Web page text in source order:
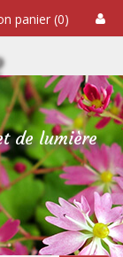
panier (0)
de lumière